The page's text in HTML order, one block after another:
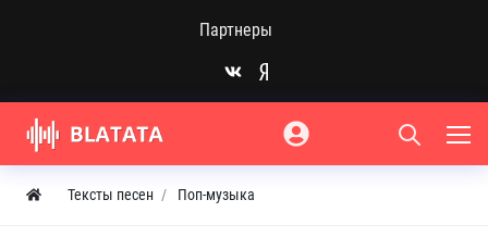
Партнеры
Тексты песен Поп-музыка